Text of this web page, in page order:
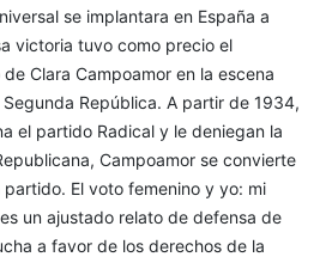
se implantara en España a
victoria tuvo como precio el
Clara Campoamor en la escena
República. A partir de 1934,
el partido Radical y le deniegan la
Campoamor se convierte
El voto femenino y yo: mi
un ajustado relato de defensa de
a favor de los derechos de la